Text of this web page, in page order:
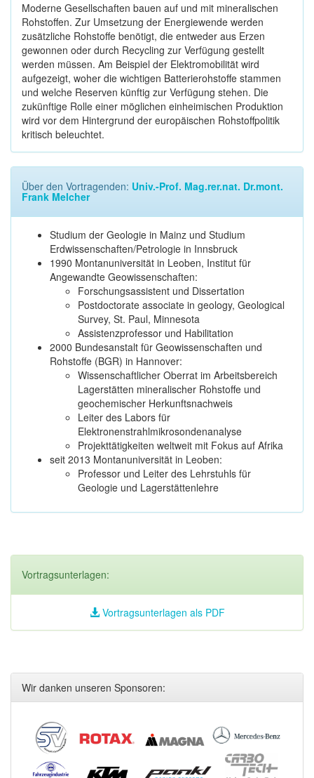
Moderne Gesellschaften bauen auf und mit mineralischen
Rohstoffen. Zur Umsetzung der Energiewende werden
zusätzliche Rohstoffe benötigt, die entweder aus Erzen
gewonnen oder durch Recycling zur Verfügung gestellt
werden müssen. Am Beispiel der Elektromobilität wird
aufgezeigt, woher die wichtigen Batterierohstoffe stammen
und welche Reserven künftig zur Verfügung stehen. Die
zukünftige Rolle einer möglichen einheimischen Produktion
wird vor dem Hintergrund der europäischen Rohstoffpolitik
kritisch beleuchtet.
Über den Vortragenden: Univ.-Prof. Mag.rer.nat. Dr.mont.
Frank Melcher
Studium der Geologie in Mainz und Studium
Erdwissenschaften/Petrologie in Innsbruck
1990 Montanuniversität in Leoben, Institut für
Angewandte Geowissenschaften:
Forschungsassistent und Dissertation
Postdoctorate associate in geology, Geological
Survey, St. Paul, Minnesota
Assistenzprofessor und Habilitation
2000 Bundesanstalt für Geowissenschaften und
Rohstoffe (BGR) in Hannover:
Wissenschaftlicher Oberrat im Arbeitsbereich
Lagerstätten mineralischer Rohstoffe und
geochemischer Herkunftsnachweis
Leiter des Labors für
Elektronenstrahlmikrosondenanalyse
Projekttätigkeiten weltweit mit Fokus auf Afrika
seit 2013 Montanuniversität in Leoben:
Professor und Leiter des Lehrstuhls für
Geologie und Lagerstättenlehre
Vortragsunterlagen:
Vortragsunterlagen als PDF
Wir danken unseren Sponsoren: